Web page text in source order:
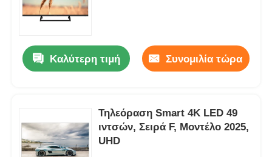
Ζητήστε μια προσφορά
TV των έξυπνων οδηγήσεων
hd οδηγημένη TV
Καλύτερη τιμή Συνομιλία τώρα
Τηλεόραση Smart 4K LED 49
ιντσών, Σειρά F, Μοντέλο 2025,
UHD